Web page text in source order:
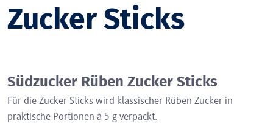
Zucker Sticks
Südzucker Rüben Zucker Sticks
Für die Zucker Sticks wird klassischer Rüben Zucker in
praktische Portionen à 5 g verpackt.